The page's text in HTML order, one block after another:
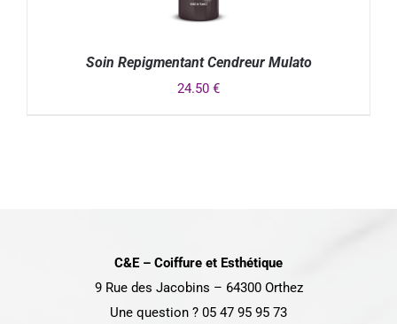
Soin Repigmentant Cendreur Mulato
24.50 €
C&E – Coiffure et Esthétique
9 Rue des Jacobins – 64300 Orthez
Une question ? 05 47 95 95 73